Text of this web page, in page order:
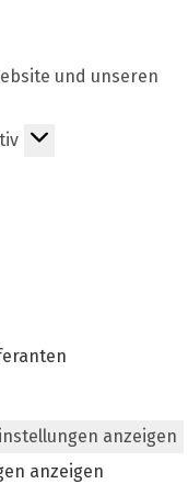
und unseren
anzeigen
anzeigen